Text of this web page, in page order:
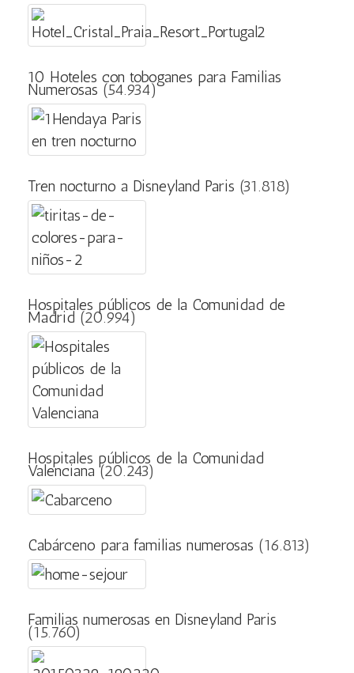
10 Hoteles con toboganes para Familias
Numerosas (54.934)
Tren nocturno a Disneyland Paris (31.818)
Hospitales públicos de la Comunidad de
Madrid (20.994)
Hospitales públicos de la Comunidad
Valenciana (20.243)
Cabárceno para familias numerosas (16.813)
Familias numerosas en Disneyland Paris
(15.760)